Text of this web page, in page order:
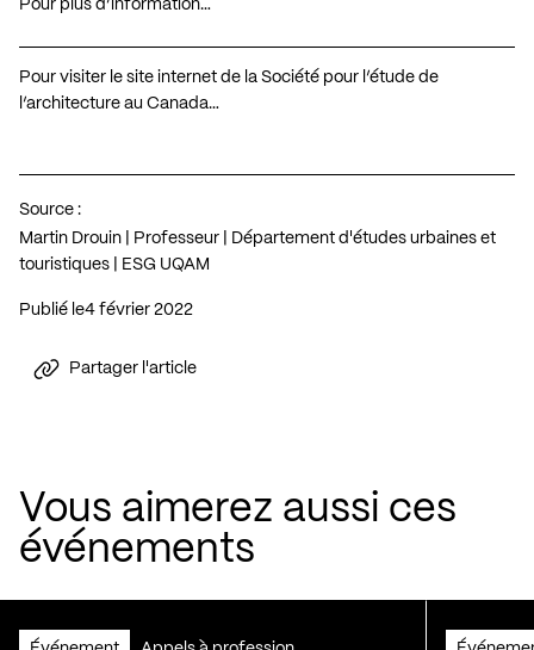
Pour plus d’information…
Pour visiter le site internet de la Société pour l’étude de
l’architecture au Canada…
Source :
Martin Drouin | Professeur | Département d'études urbaines et
touristiques | ESG UQAM
Publié le 4 février 2022
Partager l'article
Vous aimerez aussi ces
événements